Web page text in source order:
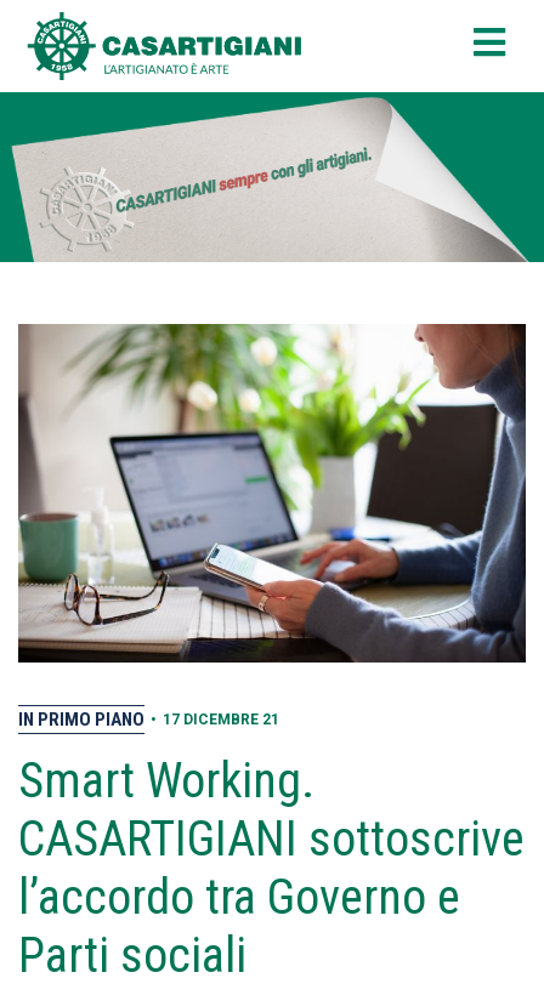
IN PRIMO PIANO • 17 DICEMBRE 21
Smart Working.
CASARTIGIANI sottoscrive
l’accordo tra Governo e
Parti sociali